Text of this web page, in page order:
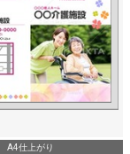
A4仕上がり